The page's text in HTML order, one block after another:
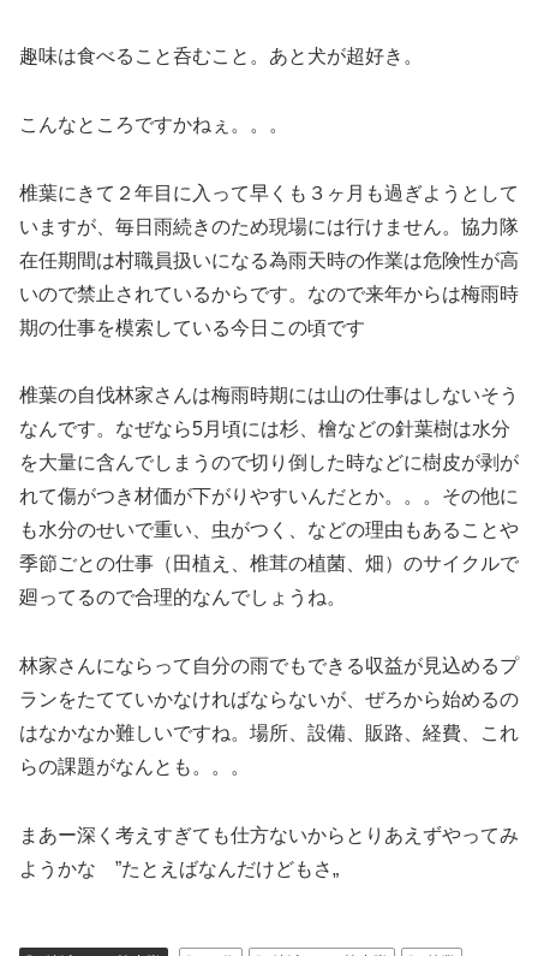
趣味は食べること呑むこと。あと犬が超好き。
こんなところですかねぇ。。。
椎葉にきて２年目に入って早くも３ヶ月も過ぎようとして
いますが、毎日雨続きのため現場には行けません。協力隊
在任期間は村職員扱いになる為雨天時の作業は危険性が高
いので禁止されているからです。なので来年からは梅雨時
期の仕事を模索している今日この頃です
椎葉の自伐林家さんは梅雨時期には山の仕事はしないそう
なんです。なぜなら5月頃には杉、檜などの針葉樹は水分
を大量に含んでしまうので切り倒した時などに樹皮が剥が
れて傷がつき材価が下がりやすいんだとか。。。その他に
も水分のせいで重い、虫がつく、などの理由もあることや
季節ごとの仕事（田植え、椎茸の植菌、畑）のサイクルで
廻ってるので合理的なんでしょうね。
林家さんにならって自分の雨でもできる収益が見込めるプ
ランをたてていかなければならないが、ぜろから始めるの
はなかなか難しいですね。場所、設備、販路、経費、これ
らの課題がなんとも。。。
まあー深く考えすぎても仕方ないからとりあえずやってみ
ようかな ”たとえばなんだけどもさ„